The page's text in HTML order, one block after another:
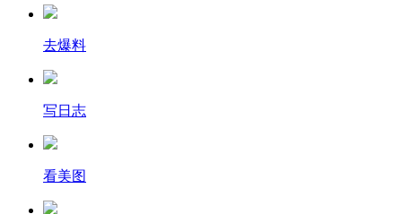
去爆料
写日志
看美图